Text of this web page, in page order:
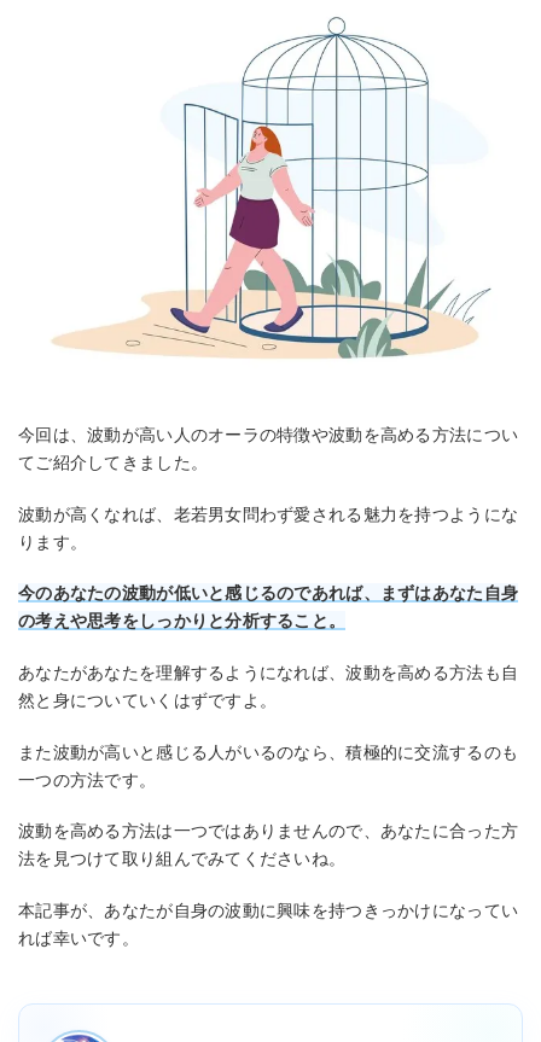
今回は、波動が高い人のオーラの特徴や波動を高める方法につい
てご紹介してきました。
波動が高くなれば、老若男女問わず愛される魅力を持つようにな
ります。
今のあなたの波動が低いと感じるのであれば、まずはあなた自身
の考えや思考をしっかりと分析すること。
あなたがあなたを理解するようになれば、波動を高める方法も自
然と身についていくはずですよ。
また波動が高いと感じる人がいるのなら、積極的に交流するのも
一つの方法です。
波動を高める方法は一つではありませんので、あなたに合った方
法を見つけて取り組んでみてくださいね。
本記事が、あなたが自身の波動に興味を持つきっかけになってい
れば幸いです。